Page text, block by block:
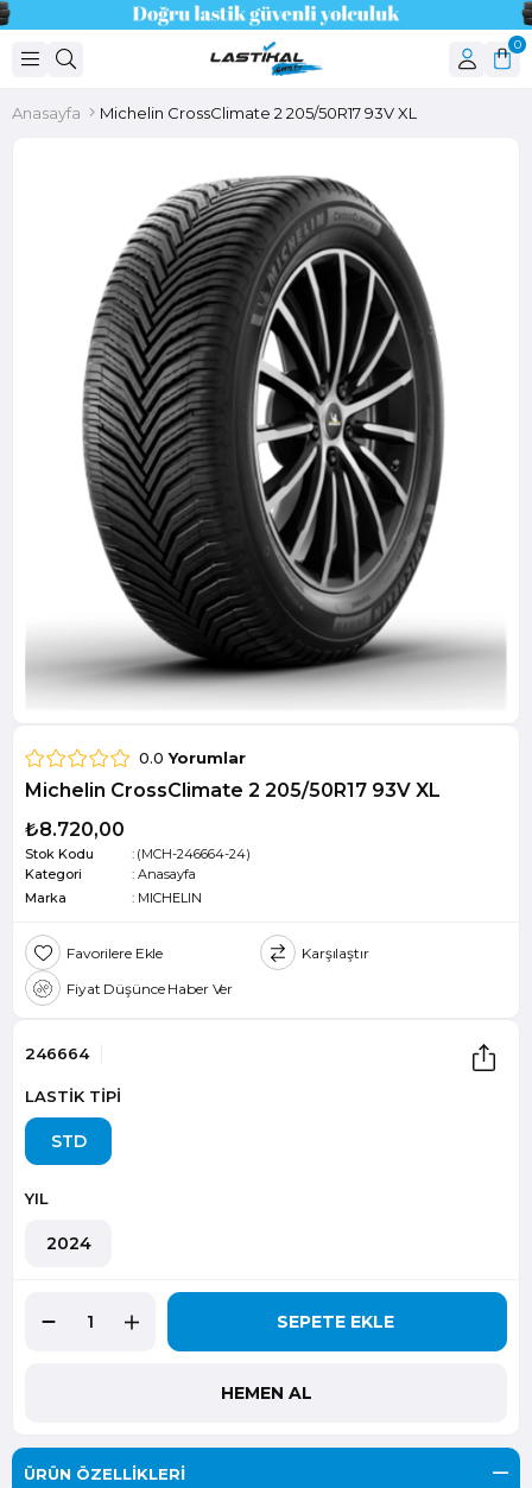
0
Anasayfa Michelin CrossClimate 2 205/50R17 93V XL
0.0 Yorumlar
Michelin CrossClimate 2 205/50R17 93V XL
₺8.720,00
Stok Kodu
(MCH-246664-24)
Kategori
: Anasayfa
Marka
: MICHELIN
Favorilere Ekle
Karşılaştır
Fiyat Düşünce Haber Ver
246664
LASTİK TİPİ
STD
YIL
2024
ÜRÜN ÖZELLIKLERI